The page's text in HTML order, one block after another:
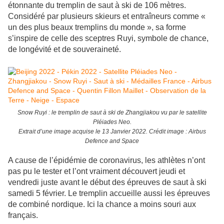
étonnante du tremplin de saut à ski de 106 mètres.
Considéré par plusieurs skieurs et entraîneurs comme «
un des plus beaux tremplins du monde », sa forme
s’inspire de celle des sceptres Ruyi, symbole de chance,
de longévité et de souveraineté.
Snow Ruyi : le tremplin de saut à ski de Zhangjiakou vu par le satellite
Pléiades Neo.
Extrait d’une image acquise le 13 Janvier 2022. Crédit image : Airbus
Defence and Space
A cause de l’épidémie de coronavirus, les athlètes n’ont
pas pu le tester et l’ont vraiment découvert jeudi et
vendredi juste avant le début des épreuves de saut à ski
samedi 5 février. Le tremplin accueille aussi les épreuves
de combiné nordique. Ici la chance a moins souri aux
français.